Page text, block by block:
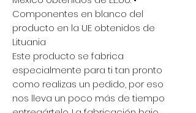
Componentes en blanco del
producto en la UE obtenidos de
Lituania
Este producto se fabrica
especialmente para ti tan pronto
como realizas un pedido, por eso
nos lleva un poco más de tiempo